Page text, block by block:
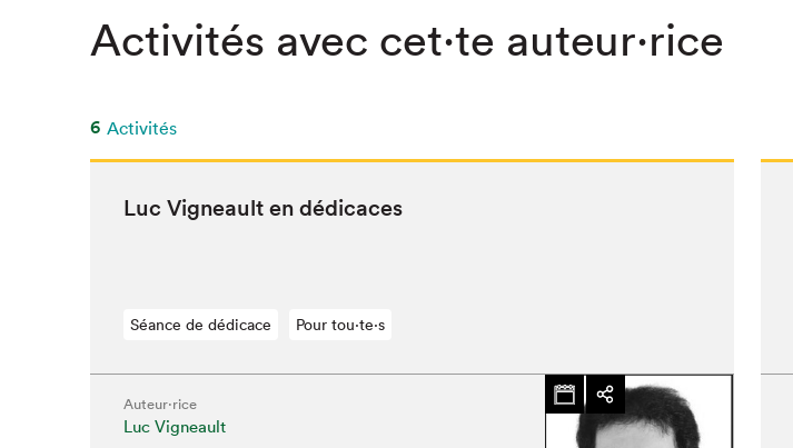
SLM 2021
SLM 2020
Activités avec cet·te auteur·rice
6 Activités
Luc Vigneault en dédicaces
Séance de dédicace Pour tou⋅te⋅s
Auteur·rice
Luc Vigneault